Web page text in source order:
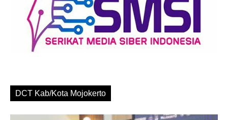
DCT Kab/Kota Mojokerto